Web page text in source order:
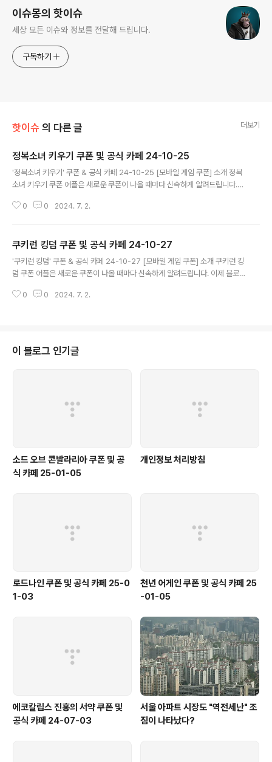
이슈몽의 핫이슈
세상 모든 이슈와 정보를 전달해 드립니다.
구독하기
핫이슈 의 다른 글 더보기
정복소녀 키우기 쿠폰 및 공식 카페 24-10-25
'정복소녀 키우기' 쿠폰 & 공식 카페 24-10-25 [모바일 게임 쿠폰] 소개 정복
소녀 키우기 쿠폰 어플은 새로운 쿠폰이 나올 때마다 신속하게 알려드립니다.
상 쿠폰 찾으러 블로그나 카페를 돌아다니지 마세요. 정복소녀 키우기 쿠폰 어
위한 특별한 쿠폰 앱 입니다. 정복소녀 키우기 쿠폰 어플 다운로드 https://pla
y.google.com/stor..
0 0 2024. 7. 2.
쿠키런 킹덤 쿠폰 및 공식 카페 24-10-27
'쿠키런 킹덤' 쿠폰 & 공식 카페 24-10-27 [모바일 게임 쿠폰] 소개 쿠키런 킹
덤 쿠폰 어플은 새로운 쿠폰이 나올 때마다 신속하게 알려드립니다. 이제 블로
으러 블로그나 카페를 돌아다니지 마세요. 쿠키런 킹덤 쿠폰 어플이 모든 것을
apps/det..
0 0 2024. 7. 2.
이 블로그 인기글
소드 오브 콘발라리아 쿠폰 및 공
식 카페 25-01-05
개인정보 처리방침
로드나인 쿠폰 및 공식 카페 25-0
1-03
천년 어게인 쿠폰 및 공식 카페 25
-01-05
에코칼립스 진홍의 서약 쿠폰 및
공식 카페 24-07-03
서울 아파트 시장도 "역전세난" 조
짐이 나타났다?